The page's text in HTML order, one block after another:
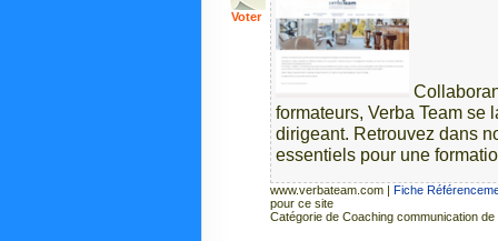
Voter
formateurs, Verba Team se
dirigeant. Retrouvez dans
essentiels pour une
www.verbateam.com
Fiche
pour ce site
Catégorie de Coaching communication